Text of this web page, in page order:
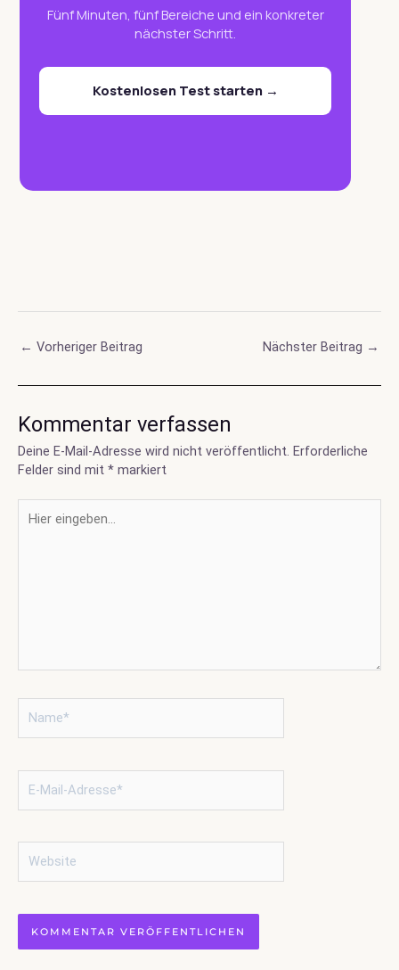
Fünf Minuten, fünf Bereiche und ein konkreter
nächster Schritt.
Kostenlosen Test starten →
Post
← Vorheriger Beitrag Nächster Beitrag →
Kommentar verfassen
Deine E-Mail-Adresse wird nicht veröffentlicht. Erforderliche
Felder sind mit * markiert
eingeben…
Mail-
Adresse*